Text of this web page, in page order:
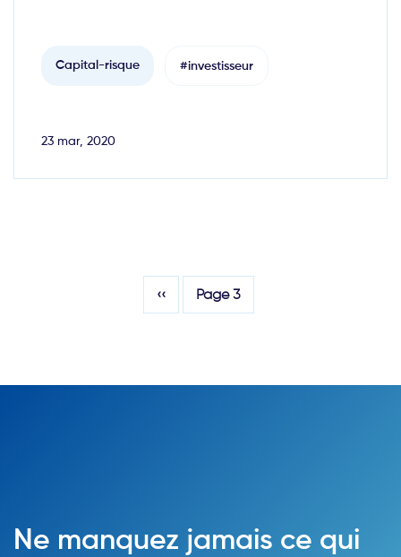
Capital-risque #investisseur
23 mar, 2020
Page
précédente
‹‹ Page 3
Ne manquez jamais ce qui